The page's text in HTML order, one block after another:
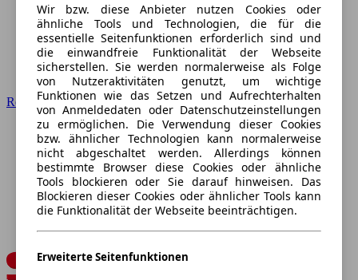
Renault
Wir bzw. diese Anbieter nutzen Cookies oder
ähnliche Tools und Technologien, die für die
essentielle Seitenfunktionen erforderlich sind und
die einwandfreie Funktionalität der Webseite
sicherstellen. Sie werden normalerweise als Folge
von Nutzeraktivitäten genutzt, um wichtige
Funktionen wie das Setzen und Aufrechterhalten
von Anmeldedaten oder Datenschutzeinstellungen
zu ermöglichen. Die Verwendung dieser Cookies
bzw. ähnlicher Technologien kann normalerweise
nicht abgeschaltet werden. Allerdings können
bestimmte Browser diese Cookies oder ähnliche
Tools blockieren oder Sie darauf hinweisen. Das
Blockieren dieser Cookies oder ähnlicher Tools kann
die Funktionalität der Webseite beeinträchtigen.
Erweiterte Seitenfunktionen